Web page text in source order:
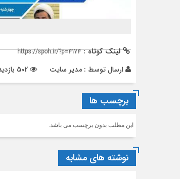
لینک کوتاه :https://spoh.ir/?p=4174
ارسال توسط : مدیر سایت
برچسب ها
این مطلب بدون برچسب می باشد.
نوشته های مشابه